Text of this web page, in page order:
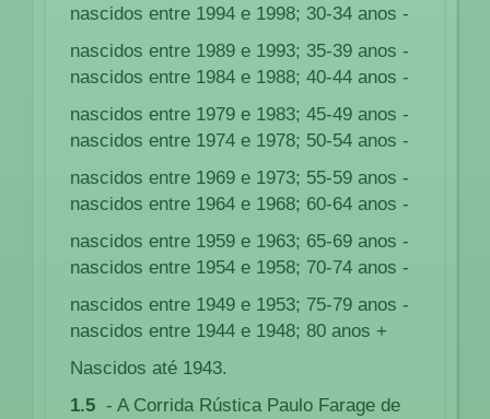
nascidos entre 1994 e 1998; 30-34 anos -
nascidos entre 1989 e 1993; 35-39 anos -
nascidos entre 1984 e 1988; 40-44 anos -
nascidos entre 1979 e 1983; 45-49 anos -
nascidos entre 1974 e 1978; 50-54 anos -
nascidos entre 1969 e 1973; 55-59 anos -
nascidos entre 1964 e 1968; 60-64 anos -
nascidos entre 1959 e 1963; 65-69 anos -
nascidos entre 1954 e 1958; 70-74 anos -
nascidos entre 1949 e 1953; 75-79 anos -
nascidos entre 1944 e 1948; 80 anos +
Nascidos até 1943.
1.5 - A Corrida Rústica Paulo Farage de